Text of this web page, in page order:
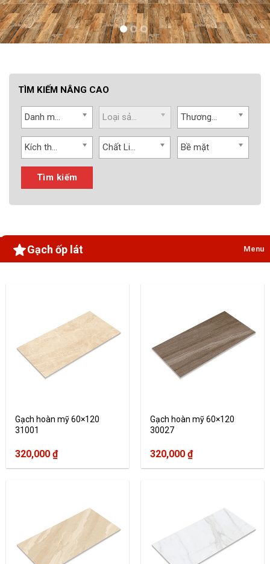
TÌM KIẾM NÂNG CAO
Danh mục Loại sản phẩm Thương hiệu
Kích thước Chất Liệu Bề mặt
Tìm kiếm
Gạch ốp lát Menu
Gạch hoàn mỹ 60×120
31001
320,000 ₫
Gạch hoàn mỹ 60×120
30027
320,000 ₫